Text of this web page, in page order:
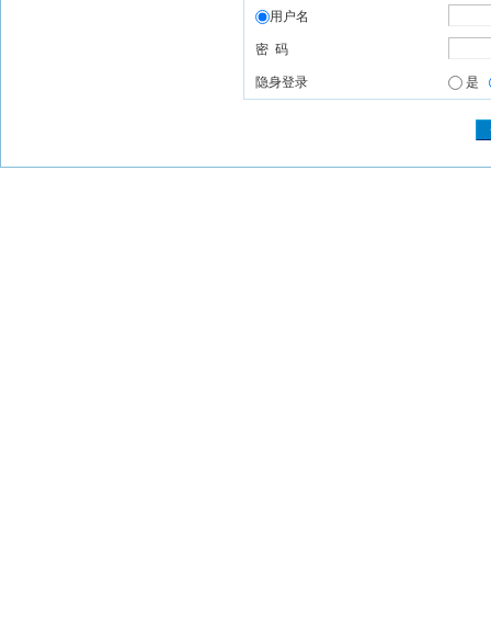
用户名
密 码
隐身登录 是